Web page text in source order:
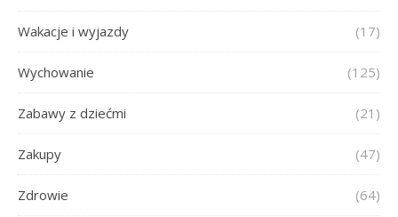
Wakacje i wyjazdy (17)
Wychowanie (125)
Zabawy z dziećmi (21)
Zakupy (47)
Zdrowie (64)